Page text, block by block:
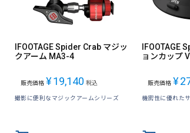
IFOOTAGE Spider Crab マジッ
クアーム MA3-4
販売価格 ¥19,140 税込
撮影に便利なマジックアームシリーズ
IFOOTAGE
ョンカップ
販売価格 ¥
機密性に優れた